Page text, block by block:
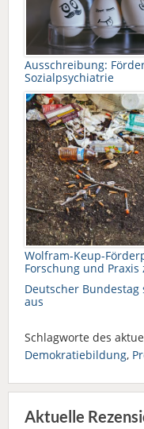
Ausschreibung:
Sozialpsychiatrie
Wolfram-Keup-
Forschung und
Deutscher
aus
Schlagworte des
Demokratiebildung,
Aktuelle